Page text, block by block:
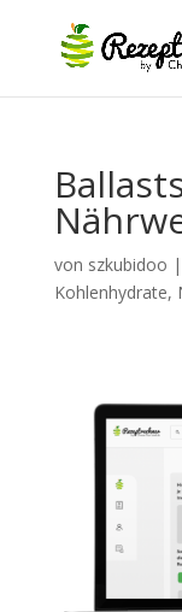
von szkubidoo |
Kohlenhydrate,